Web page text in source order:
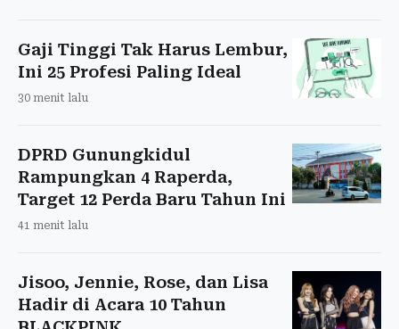
Gaji Tinggi Tak Harus Lembur,
Ini 25 Profesi Paling Ideal
30 menit lalu
DPRD Gunungkidul
Rampungkan 4 Raperda,
Target 12 Perda Baru Tahun Ini
41 menit lalu
Jisoo, Jennie, Rose, dan Lisa
Hadir di Acara 10 Tahun